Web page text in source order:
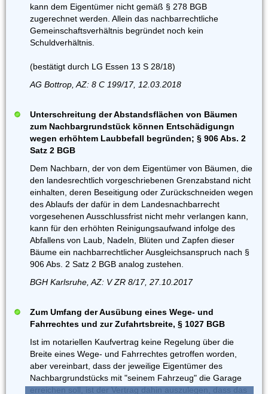
kann dem Eigentümer nicht gemäß § 278 BGB
zugerechnet werden. Allein das nachbarrechtliche
Gemeinschaftsverhältnis begründet noch kein
Schuldverhältnis.
(bestätigt durch LG Essen 13 S 28/18)
AG Bottrop, AZ: 8 C 199/17, 12.03.2018
Unterschreitung der Abstandsflächen von Bäumen
zum Nachbargrundstück können Entschädigungn
wegen erhöhtem Laubbefall begründen; § 906 Abs. 2
Satz 2 BGB
Dem Nachbarn, der von dem Eigentümer von Bäumen, die
den landesrechtlich vorgeschriebenen Grenzabstand nicht
einhalten, deren Beseitigung oder Zurückschneiden wegen
des Ablaufs der dafür in dem Landesnachbarrecht
vorgesehenen Ausschlussfrist nicht mehr verlangen kann,
kann für den erhöhten Reinigungsaufwand infolge des
Abfallens von Laub, Nadeln, Blüten und Zapfen dieser
Bäume ein nachbarrechtlicher Ausgleichsanspruch nach §
906 Abs. 2 Satz 2 BGB analog zustehen.
BGH Karlsruhe, AZ: V ZR 8/17, 27.10.2017
Zum Umfang der Ausübung eines Wege- und
Fahrrechtes und zur Zufahrtsbreite, § 1027 BGB
Ist im notariellen Kaufvertrag keine Regelung über die
Breite eines Wege- und Fahrrechtes getroffen worden,
aber vereinbart, dass der jeweilige Eigentümer des
Nachbargrundstücks mit "seinem Fahrzeug" die Garage
erreichen soll, ist der Vertrag dahin auszulegen, dass das